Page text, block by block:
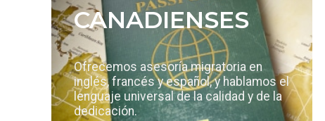
CANADIENSES
Ofrecemos asesoría migratoria en
inglés, francés y español, y hablamos el
lenguaje universal de la calidad y de la
dedicación.